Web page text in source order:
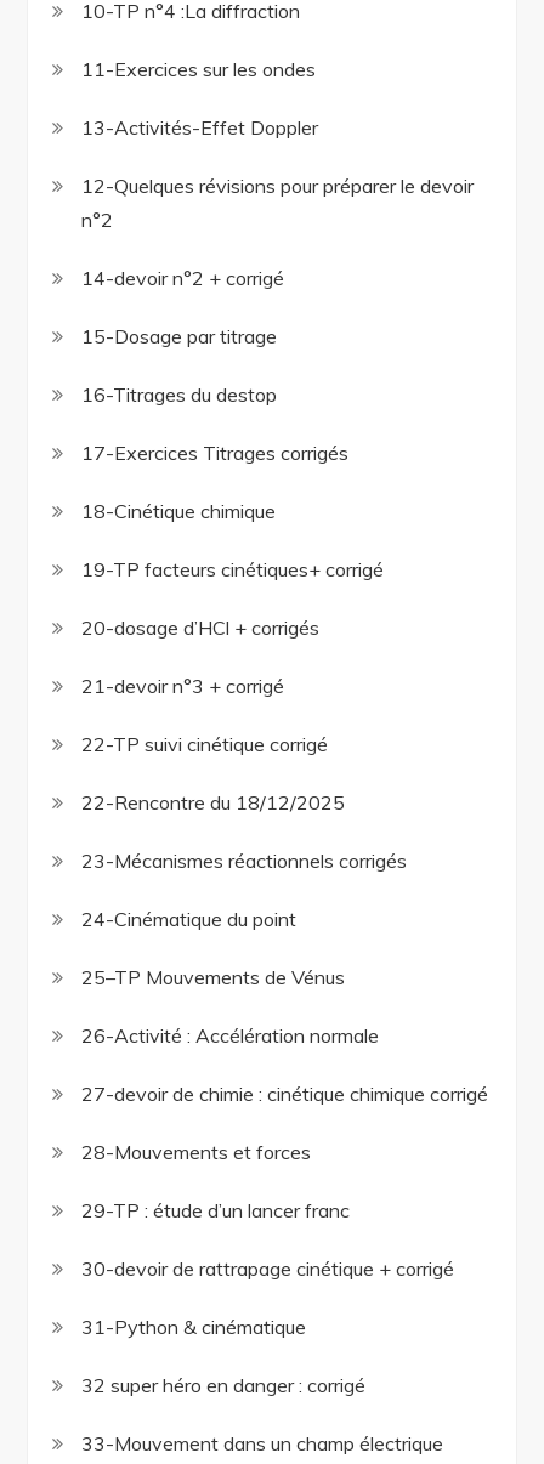
10-TP n°4 :La diffraction
11-Exercices sur les ondes
13-Activités-Effet Doppler
12-Quelques révisions pour préparer le devoir
n°2
14-devoir n°2 + corrigé
15-Dosage par titrage
16-Titrages du destop
17-Exercices Titrages corrigés
18-Cinétique chimique
19-TP facteurs cinétiques+ corrigé
20-dosage d’HCl + corrigés
21-devoir n°3 + corrigé
22-TP suivi cinétique corrigé
22-Rencontre du 18/12/2025
23-Mécanismes réactionnels corrigés
24-Cinématique du point
25–TP Mouvements de Vénus
26-Activité : Accélération normale
27-devoir de chimie : cinétique chimique corrigé
28-Mouvements et forces
29-TP : étude d’un lancer franc
30-devoir de rattrapage cinétique + corrigé
31-Python & cinématique
32 super héro en danger : corrigé
33-Mouvement dans un champ électrique